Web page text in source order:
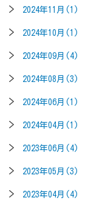
2024年11月(1)
2024年10月(1)
2024年09月(4)
2024年08月(3)
2024年06月(1)
2024年04月(1)
2023年06月(4)
2023年05月(3)
2023年04月(4)